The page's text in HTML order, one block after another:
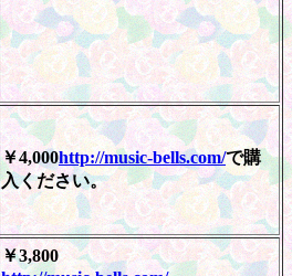
￥4,000http://music-bells.com/で購
入ください。
￥3,800